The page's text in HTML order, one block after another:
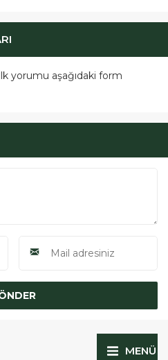
yorumu aşağıdaki form
MENÜ